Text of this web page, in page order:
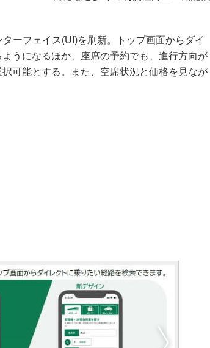
ーフェイス(UI)を刷新。トップ画面からダイ
うになるほか、座席の予約でも、進行方向が
可能とする。また、空席状況と価格を見なが